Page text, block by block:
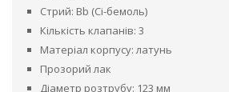
Стрий: Bb (Сі-бемоль)
Кількість клапанів: 3
Матеріал корпусу: латунь
Прозорий лак
Діаметр розтрубу: 123 мм